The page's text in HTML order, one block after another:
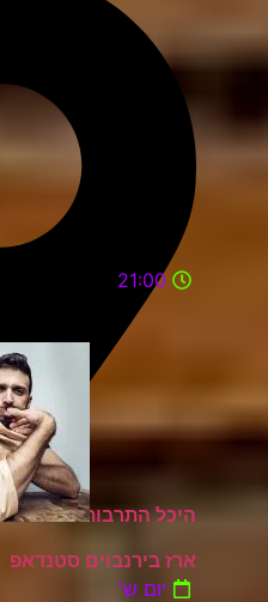
היכל התרבות כפר סבא
21:00
ארז בירנבוים סטנדאפ
יום ש'